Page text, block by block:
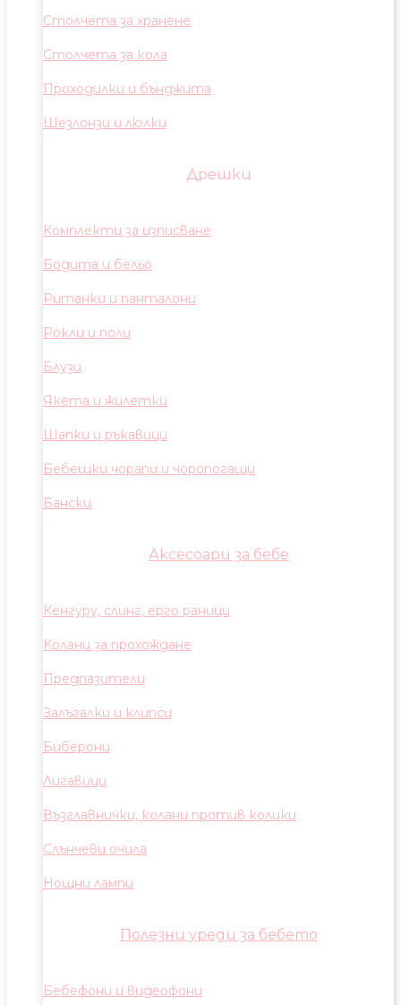
Столчета за хранене
Столчета за кола
Проходилки и бънджита
Шезлонзи и люлки
Дрешки
Комплекти за изписване
Бодита и бельо
Ританки и панталони
Рокли и поли
Блузи
Якета и жилетки
Шапки и ръкавици
Бебешки чорапи и чоропогащи
Бански
Аксесоари за бебе
Кенгуру, слинг, ерго раници
Колани за прохождане
Предпазители
Залъгалки и клипси
Биберони
Лигавици
Възглавнички, колани против колики
Слънчеви очила
Нощни лампи
Полезни уреди за бебето
Бебефони и видеофони